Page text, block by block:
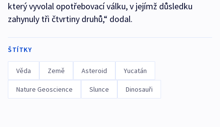
který vyvolal opotřebovací válku, v jejímž důsledku
zahynuly tři čtvrtiny druhů,“ dodal.
ŠTÍTKY
Věda Země Asteroid Yucatán
Nature Geoscience Slunce Dinosauři